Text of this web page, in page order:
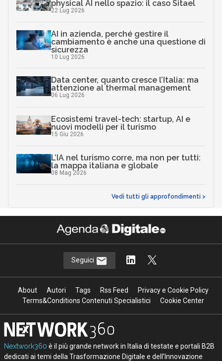
physical AI nello spazio: il caso Sitael
22 Lug 2026
AI in azienda, perché gestire il
cambiamento è anche una questione di
sicurezza
10 Lug 2026
Data center, quanto cresce l’Italia: ma
attenzione al thermal management
06 Lug 2026
Ecosistemi travel-tech: startup, AI e
nuovi modelli per il turismo
15 Giu 2026
L’IA nel turismo corre, ma non per tutti:
la mappa italiana e globale
08 Mag 2026
Vedi tutti gli approfondimenti >
Seguici
About Autori Tags Rss Feed
Privacy e Cookie Policy
Terms&Conditions Contenuti Specialistici
Cookie Center
Nextwork360 è il più grande network in Italia di testate e portali B2B
dedicati ai temi della Trasformazione Digitale e dell’Innovazione